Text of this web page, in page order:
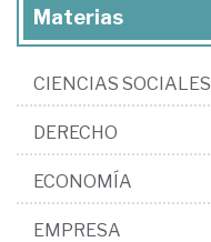
Materias
CIENCIAS SOCIALES
DERECHO
ECONOMÍA
EMPRESA